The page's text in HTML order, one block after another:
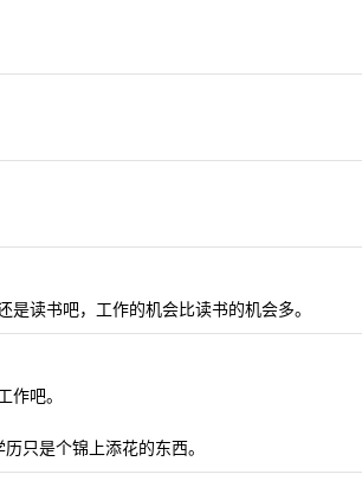
读书吧，工作的机会比读书的机会多。
吧。
只是个锦上添花的东西。